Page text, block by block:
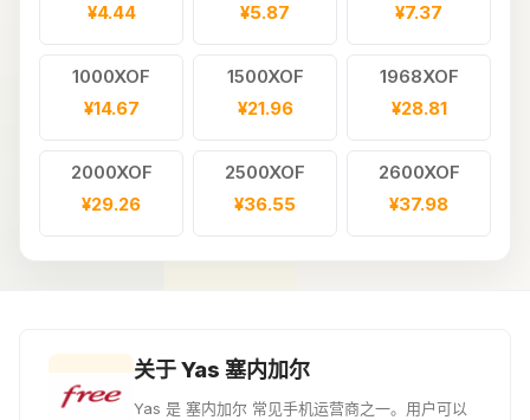
¥4.44
¥5.87
¥7.37
1000XOF
¥14.67
1500XOF
¥21.96
1968XOF
¥28.81
2000XOF
¥29.26
2500XOF
¥36.55
2600XOF
¥37.98
2900XOF
¥42.42
3000XOF
¥43.85
¥46.63
关于 Yas 塞内加尔
Yas 是 塞内加尔 常见手机运营商之一。用户可以